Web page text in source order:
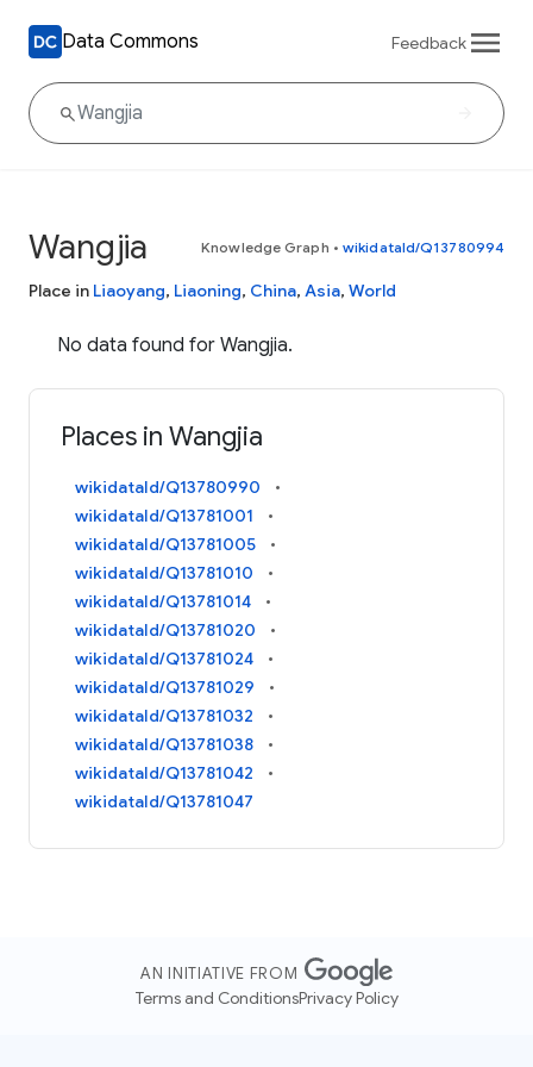
Data Commons Feedback
Wangjia Knowledge Graph • wikidataId/Q13780994
Place in Liaoyang, Liaoning, China, Asia, World
No data found for Wangjia.
Places in Wangjia
wikidataId/Q13780990
wikidataId/Q13781001
wikidataId/Q13781005
wikidataId/Q13781010
wikidataId/Q13781014
wikidataId/Q13781020
wikidataId/Q13781024
wikidataId/Q13781029
wikidataId/Q13781032
wikidataId/Q13781038
wikidataId/Q13781042
wikidataId/Q13781047
AN INITIATIVE FROM
Terms and ConditionsPrivacy Policy